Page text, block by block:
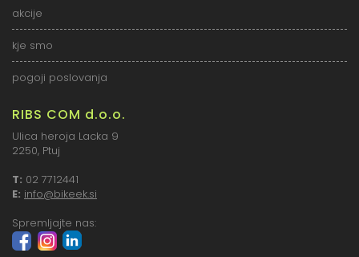
akcije
kje smo
pogoji poslovanja
RIBS COM d.o.o.
Ulica heroja Lacka 9
2250, Ptuj
T: 02 7712441
E: info@bikeek.si
Spremljajte nas: